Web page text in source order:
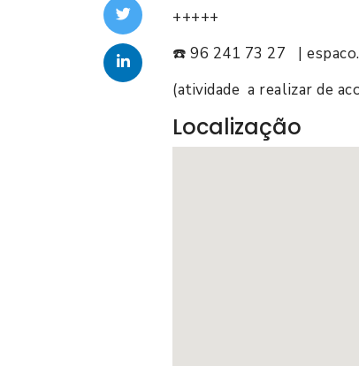
+++++
☎️ 96 241 73 27 |
(atividade a realizar de
Localização